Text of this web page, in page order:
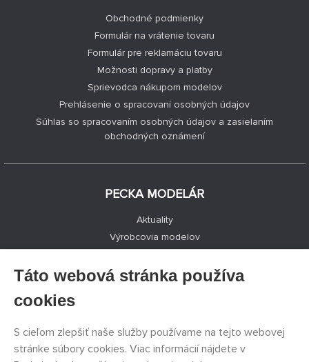
Obchodné podmienky
Formulár na vrátenie tovaru
Formulár pre reklamáciu tovaru
Možnosti dopravy a platby
Sprievodca nákupom modelov
Prehlásenie o spracovaní osobných údajov
Súhlas so spracovaním osobných údajov a zasielaním
obchodných oznámení
PECKA MODELÁR
Aktuality
Výrobcovia modelov
Kontakty
Facebook
Táto webová stránka používa
cookies
S cieľom zlepšiť naše služby používame na tejto webovej
stránke súbory cookies. Viac informácií nájdete v